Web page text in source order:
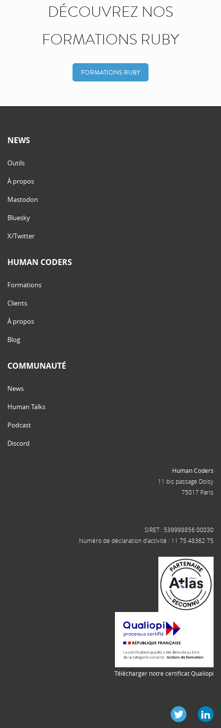
DÉCOUVREZ NOS
FORMATIONS RUBY
FORMATIONS RUBY
NEWS
Outils
À propos
Mastodon
Bluesky
X/Twitter
HUMAN CODERS
Formations
Clients
À propos
Blog
COMMUNAUTÉ
News
Human Talks
Podcast
Discord
Human Coders
11 bis passage Doisy
75017 Paris
SIRET : 539998856 00030
Numéro de déclaration d'activité : 11 75 48362 75
Télécharger notre certificat Qualiopi